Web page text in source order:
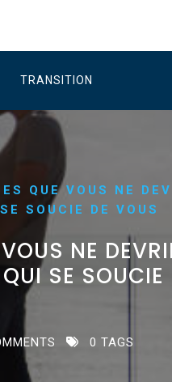
TRANSITION
QUE VOUS NE
SOUCIE DE VOUS
NE
SE SOUCIE
0 TAGS